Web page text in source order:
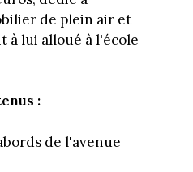
de plein air et
à lui alloué à l'école
:
de l'avenue